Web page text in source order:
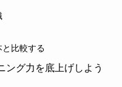
比較する
ング力を底上げしよう